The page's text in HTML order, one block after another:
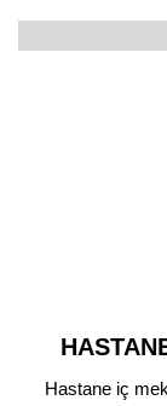
Hastane iç